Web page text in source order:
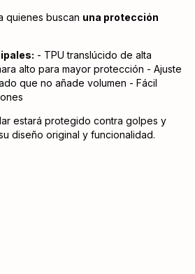
quienes buscan una protección
- TPU translúcido de alta
alto para mayor protección - Ajuste
que no añade volumen - Fácil
estará protegido contra golpes y
diseño original y funcionalidad.